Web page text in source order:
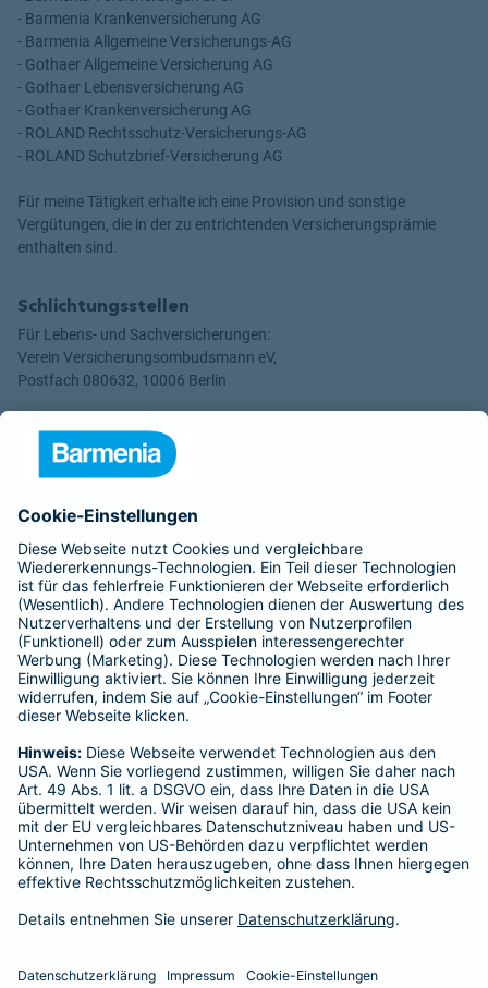
- Barmenia Krankenversicherung AG
- Barmenia Allgemeine Versicherungs-AG
- Gothaer Allgemeine Versicherung AG
- Gothaer Lebensversicherung AG
- Gothaer Krankenversicherung AG
- ROLAND Rechtsschutz-Versicherungs-AG
- ROLAND Schutzbrief-Versicherung AG
Für meine Tätigkeit erhalte ich eine Provision und sonstige
Vergütungen, die in der zu entrichtenden Versicherungsprämie
enthalten sind.
Schlichtungsstellen
Für Lebens- und Sachversicherungen:
Verein Versicherungsombudsmann eV,
Postfach 080632, 10006 Berlin
Ombudsmann für private Kranken- / Pflege-Versicherungen,
Postfach 060222, 10052 Berlin
Impressum
Barmenia Versicherung - Benjamin Ritter
Badener Str. 1
76227 Karlsruhe
Tel. 0721 66556976
E-Mail benjamin.ritter@barmenia.de
Datenschutzhinweise für Social-Media-
Kanäle
Facebook